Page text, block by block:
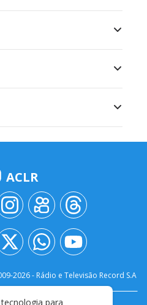
ACLR
2026- Rádio e Televisão Record S.A
para